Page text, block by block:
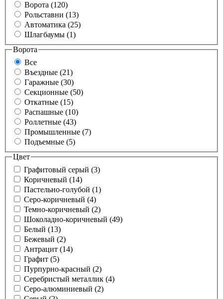
Ворота (120)
Рольставни (13)
Автоматика (25)
Шлагбаумы (1)
Ворота
Все
Въездные (21)
Гаражные (30)
Секционные (50)
Откатные (15)
Распашные (10)
Роллетные (43)
Промышленные (7)
Подъемные (5)
Цвет
Графитовый серый (3)
Коричневый (14)
Пастельно-голубой (1)
Серо-коричневый (4)
Темно-коричневый (2)
Шоколадно-коричневый (49)
Белый (13)
Бежевый (2)
Антрацит (14)
Графит (5)
Пурпурно-красный (2)
Серебристый металлик (4)
Серо-алюминиевый (2)